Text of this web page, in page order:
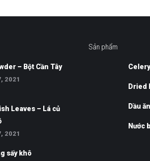
– Bột Cần Tây
2021
Leaves – Lá củ
2021
sấy khô
Sản phẩm
Dried
Dầu
Nước